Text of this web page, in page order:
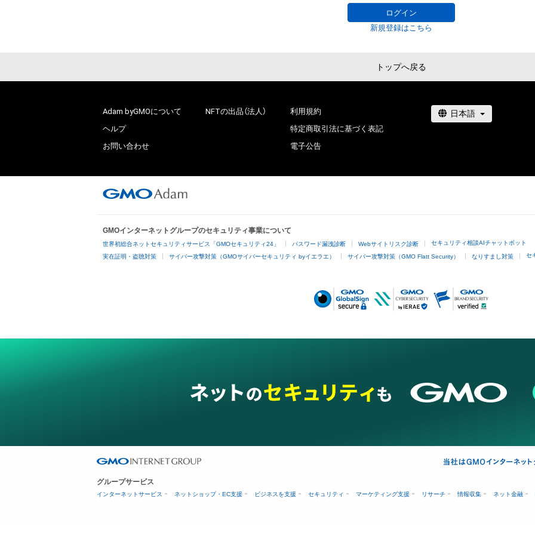
ログイン
新規登録はこちら
トップへ戻る
Adam byGMOについて
ヘルプ
お問い合わせ
NFTの出品（法人）
利用規約
特定商取引法に基づく表記
電子公告
GMOインターネットグループのセキュリティ事業について
世界初総合ネットセキュリティサービス「GMOセキュリティ24」 パスワード漏洩診断 Webサイトリスク診断 セキュリティ相談AIチャットボット
実在証明・盗聴対策 サイバー攻撃対策（GMOサイバーセキュリティ byイエラエ） サイバー攻撃対策（GMO Flatt Security） なりすまし対策 セ
グループサービス
インターネットサービス ネットショップ・EC支援 ビジネスを支援 セキュリティ マーケティング支援 リサーチ 情報収集 ネット金融